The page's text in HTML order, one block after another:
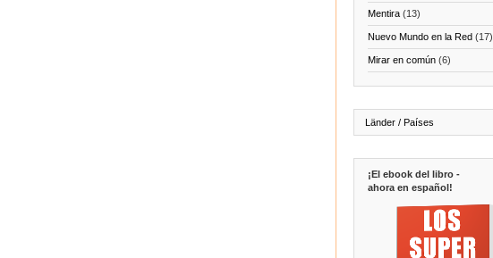
Mentira(13)
Nuevo Mundo en la Red(17)
Mirar en común(6)
¡El ebook del libro -
ahora en español!